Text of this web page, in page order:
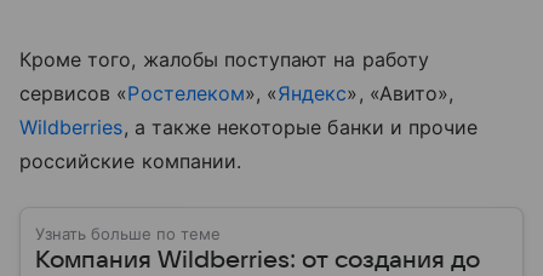
Кроме того, жалобы поступают на работу
сервисов «Ростелеком», «Яндекс», «Авито»,
Wildberries, а также некоторые банки и прочие
российские компании.
Узнать больше по теме
Компания Wildberries: от создания до